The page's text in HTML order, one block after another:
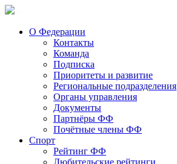
О Федерации
Контакты
Команда
Подписка
Приоритеты и развитие
Региональные подразделения
Органы управления
Документы
Партнёры ФФ
Почётные члены ФФ
Спорт
Рейтинг ФФ
Любительские рейтинги